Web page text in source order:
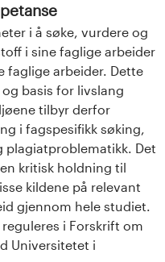
i å søke, vurdere og
i sine faglige arbeider
faglige arbeider. Dette
basis for livslang
tilbyr derfor
i fagspesifikk søking,
plagiatproblematikk. Det
kritisk holdning til
kildene på relevant
gjennom hele studiet.
i Forskrift om
Universitetet i